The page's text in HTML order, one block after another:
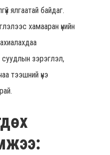
close
ялгаатай байдаг.
хамааран үнийн
суудлын зэрэглэл,
тээшний үнэ